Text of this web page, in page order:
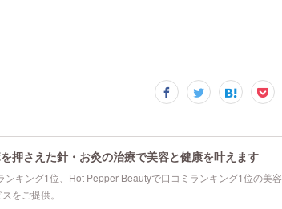
押さえた針・お灸の治療で美容と健康を叶えます
キング1位、Hot Pepper Beautyで口コミランキング1位の美容
をご提供。